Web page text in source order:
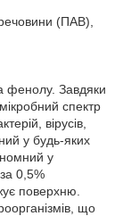
(ПАВ),
фенолу. Завдяки
спектр
вірусів,
у будь-яких
у
0,5%
поверхню.
що